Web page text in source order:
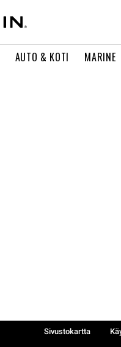
AUTO & KOTI MARINE
Sivustokartta